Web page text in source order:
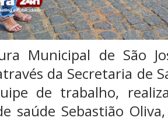
Municipal de São
da Secretaria de
de trabalho,
saúde Sebastião